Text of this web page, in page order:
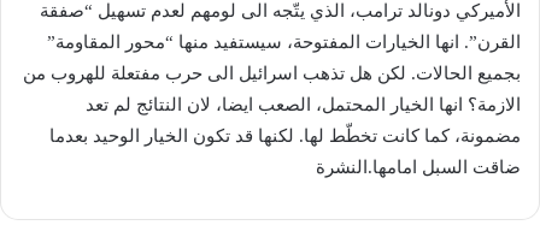
الأميركي ​دونالد ترامب​، الذي يتّجه الى لومهم لعدم تسهيل “صفقة
القرن”. انها الخيارات المفتوحة، سيستفيد منها “محور المقاومة”
بجميع الحالات. لكن هل تذهب اسرائيل الى حرب مفتعلة للهروب من
الازمة؟ انها الخيار المحتمل، الصعب ايضا، لان النتائج لم تعد
مضمونة، كما كانت تخطّط لها. لكنها قد تكون الخيار الوحيد بعدما
ضاقت السبل امامها.النشرة